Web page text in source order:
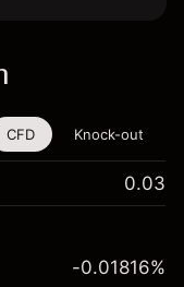
für das Traden
Verfügung.
CFD Knock-out
0.03
-0.01816%